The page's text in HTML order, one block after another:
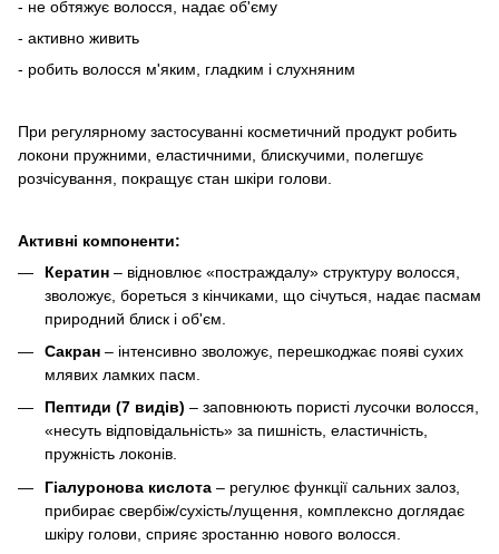
- не обтяжує волосся, надає об'єму
- активно живить
- робить волосся м'яким, гладким і слухняним
При регулярному застосуванні косметичний продукт робить
локони пружними, еластичними, блискучими, полегшує
розчісування, покращує стан шкіри голови.
Активні компоненти:
Кератин – відновлює «постраждалу» структуру волосся,
зволожує, бореться з кінчиками, що січуться, надає пасмам
природний блиск і об'єм.
Сакран – інтенсивно зволожує, перешкоджає появі сухих
млявих ламких пасм.
Пептиди (7 видів) – заповнюють пористі лусочки волосся,
«несуть відповідальність» за пишність, еластичність,
пружність локонів.
Гіалуронова кислота – регулює функції сальних залоз,
прибирає свербіж/сухість/лущення, комплексно доглядає
шкіру голови, сприяє зростанню нового волосся.